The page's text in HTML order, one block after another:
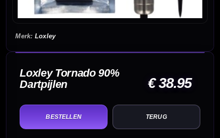
Loxley
Loxley Tornado 90%
Dartpijlen
€ 38.95
TERUG